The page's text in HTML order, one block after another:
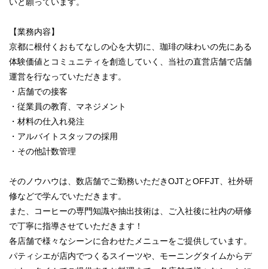
【業務内容】
京都に根付くおもてなしの心を大切に、珈琲の味わいの先にある
体験価値とコミュニティを創造していく、当社の直営店舗で店舗
運営を行なっていただきます。
・店舗での接客
・従業員の教育、マネジメント
・材料の仕入れ発注
・アルバイトスタッフの採用
・その他計数管理
そのノウハウは、数店舗でご勤務いただきOJTとOFFJT、社外研
修などで学んでいただきます。
また、コーヒーの専門知識や抽出技術は、ご入社後に社内の研修
で丁寧に指導させていただきます！
各店舗で様々なシーンに合わせたメニューをご提供しています。
パティシエが店内でつくるスイーツや、モーニングタイムからデ